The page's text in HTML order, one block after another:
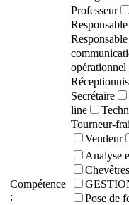
Professeur
opérationnel
Secrétaire
line
Tourneur-
Vendeur
Compétence
:
Analyse
Pose de